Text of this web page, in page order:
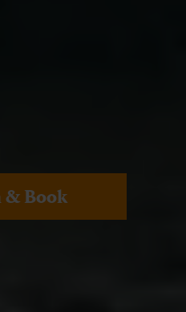
& Book